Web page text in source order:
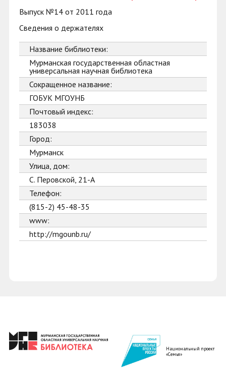
Выпуск №14 от 2011 года
Сведения о держателях
Название библиотеки:
Мурманская государственная областная
универсальная научная библиотека
Сокращенное название:
ГОБУК МГОУНБ
Почтовый индекс:
183038
Город:
Мурманск
Улица, дом:
С. Перовской, 21-А
Телефон:
(815-2) 45-48-35
www:
http://mgounb.ru/
Национальный проект
«Семья»